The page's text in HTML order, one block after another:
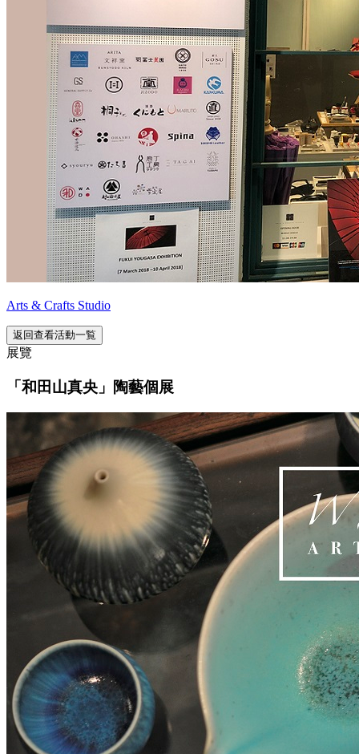
Arts & Crafts Studio
返回查看活動一覧
展覽
「和田山真央」陶藝個展